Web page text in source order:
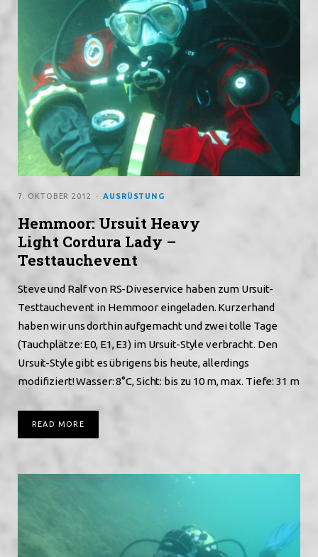
AUSRÜSTUNG
7. OKTOBER 2012
Hemmoor: Ursuit Heavy
Light Cordura Lady –
Testtauchevent
Steve und Ralf von RS-Diveservice haben zum Ursuit-
Testtauchevent in Hemmoor eingeladen. Kurzerhand
haben wir uns dorthin aufgemacht und zwei tolle Tage
(Tauchplätze: E0, E1, E3) im Ursuit-Style verbracht. Den
Ursuit-Style gibt es übrigens bis heute, allerdings
modifiziert! Wasser: 8°C, Sicht: bis zu 10 m, max. Tiefe: 31 m
READ MORE